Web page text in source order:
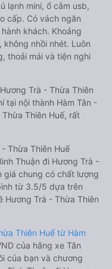
lạnh mini, ổ cắm usb,
cấp. Có vách ngăn
khách. Khoảng
nhồi nhét. Luôn
thoải mái và tiện nghi
Trà - Thừa Thiên
tại nội thành Hàm Tân -
Thiên Huế, rất
Thừa Thiên Huế
Thuận đi Hương Trà -
giá chung có chất lượng
từ 3.5/5 dựa trên
Hương Trà - Thừa Thiên
Thiên Huế từ Hàm
của hãng xe Tân
của bạn và chương